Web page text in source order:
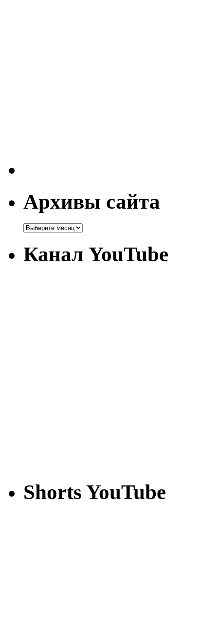
Архивы сайта
Канал YouTube
Shorts YouTube